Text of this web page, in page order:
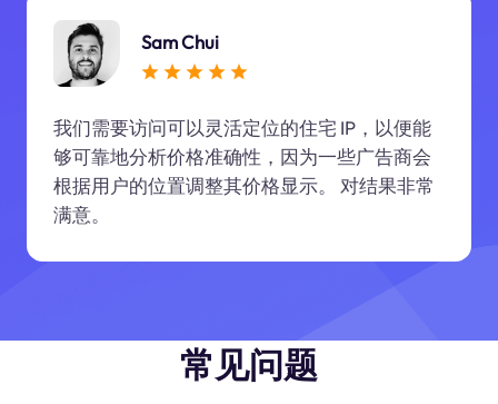
Sam Chui
我们需要访问可以灵活定位的住宅 IP，以便能
够可靠地分析价格准确性，因为一些广告商会
根据用户的位置调整其价格显示。 对结果非常
满意。
常见问题